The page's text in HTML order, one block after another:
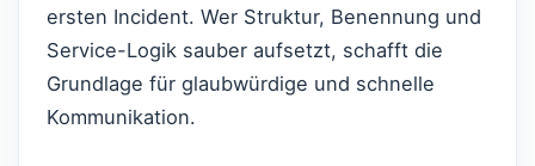
ersten Incident. Wer Struktur, Benennung und
Service-Logik sauber aufsetzt, schafft die
Grundlage für glaubwürdige und schnelle
Kommunikation.